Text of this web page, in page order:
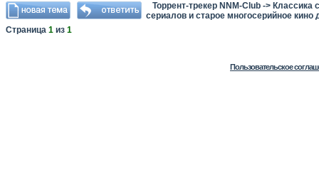
Торрент-трекер NNM-Club -> Классика
сериалов и старое многосерийное кино
Страница 1 из 1
Пользовательское